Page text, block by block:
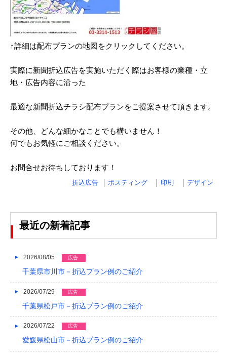
2024/03
2024/02
2024/01
2023/11
2023/08
2023/02
2023/01
2022/12
2022/09
↑詳細は配布プランの地図をクリックしてください。
実際に新聞折込広告を実施いただく際はお客様の業種・立
地・広告内容に沿った
最適な新聞折込チラシ配布プランをご提案させて頂きます。
その他、どんな細かなことでも構いません！
何でもお気軽にご相談ください。
お問合せお待ちしております！
折込広告 ポスティング 印刷 デザイン
最近の新着記事
2026/08/05 広告
千葉県市川市－折込プラン例のご紹介
2026/07/29 広告
千葉県松戸市－折込プラン例のご紹介
2026/07/22 広告
愛媛県松山市－折込プラン例のご紹介